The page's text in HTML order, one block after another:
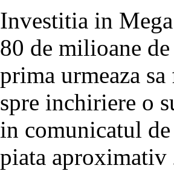
Investitia in
80 de milioane
prima urmeaza
spre inchiriere o
in comunicatul
piata aproximativ